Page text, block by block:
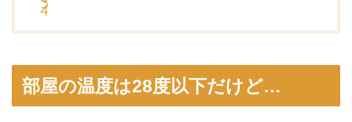
部屋の温度は28度以下だけど…